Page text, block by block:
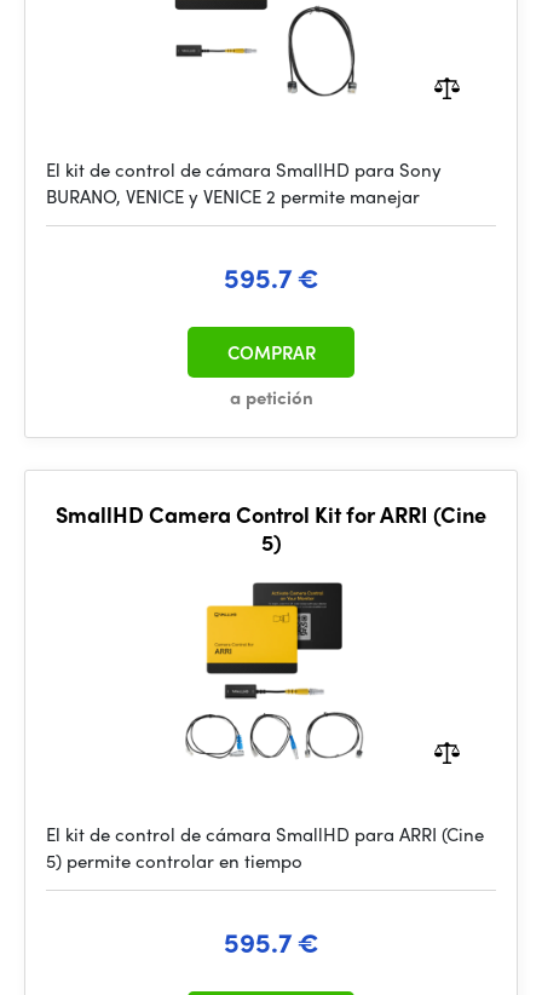
El kit de control de cámara SmallHD para Sony
BURANO, VENICE y VENICE 2 permite manejar
595.7 €
a petición
COMPRAR
SmallHD Camera Control Kit for ARRI (Cine
5)
El kit de control de cámara SmallHD para ARRI (Cine
5) permite controlar en tiempo
595.7 €